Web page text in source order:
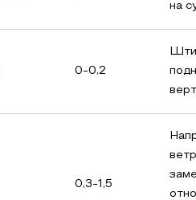
на
0-0,2
0,3-1,5